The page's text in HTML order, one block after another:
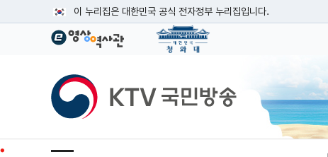
이 누리집은 대한민국 공식 전자정부 누리집입니다.
공식 누리집 주소 확인하기
이밖에 or.kr 또는 .kr등 다른 도메인 주소를 사용하고 있다면 아래
운영중인 공식 누리집보기
KTV국민방송